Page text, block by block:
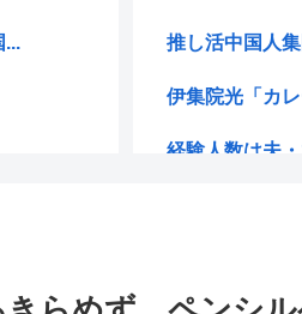
...
...
推し活中国人
伊集院光「カ
経験人数は夫
メーカー「消